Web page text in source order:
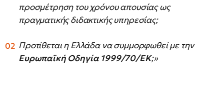
προσμέτρηση του χρόνου απουσίας ως
πραγματικής διδακτικής υπηρεσίας;
Προτίθεται η Ελλάδα να συμμορφωθεί με την
Ευρωπαϊκή Οδηγία 1999/70/ΕΚ;»